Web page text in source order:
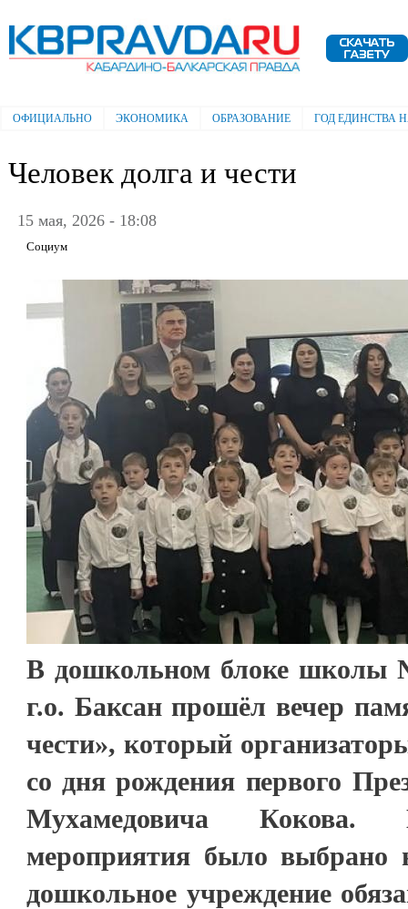
Электронная газета "Кабардино-
Балкарская правда"
Главное меню
ОФИЦИАЛЬНО ЭКОНОМИКА ОБРАЗОВАНИЕ ГОД ЕДИНСТВА
Человек долга и чести
15 мая, 2026 - 18:08
Социум
В дошкольном блоке
г.о. Баксан прошёл вечер
чести», который
со дня рождения первого
Мухамедовича Кокова.
мероприятия было выбрано
дошкольное учреждение